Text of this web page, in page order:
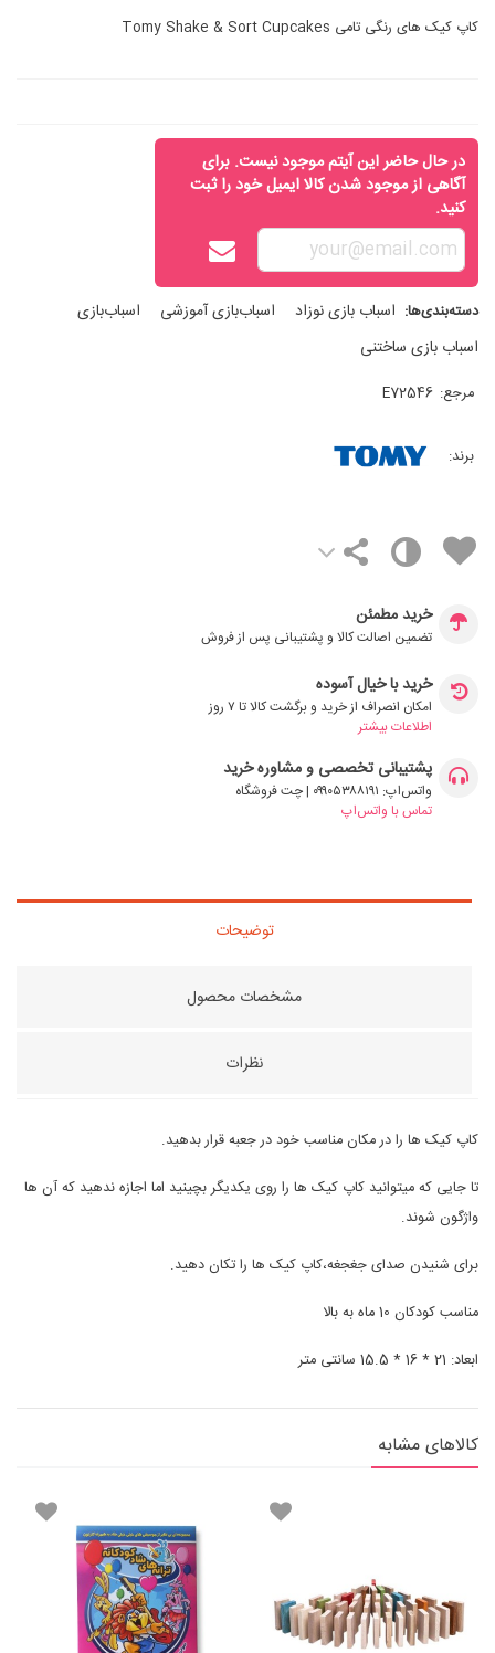
کاپ کیک های رنگی تامی Tomy Shake & Sort Cupcakes
در حال حاضر این آیتم موجود نیست. برای
آگاهی از موجود شدن کالا ایمیل خود را ثبت
کنید.
دسته‌بندی‌ها: اسباب‌ بازی نوزاد اسباب‌بازی آموزشی
اسباب‌بازی
اسباب‌ بازی ساختنی
مرجع: E72546
برند:
خرید مطمئن
تضمین اصالت کالا و پشتیبانی پس از فروش
خرید با خیال آسوده
امکان انصراف از خرید و برگشت کالا تا ۷ روز
اطلاعات بیشتر
پشتیبانی تخصصی و مشاوره خرید
واتس‌اپ: ۰۹۹۰۵۳۸۸۱۹۱ | چت فروشگاه
تماس با واتس‌اپ
توضیحات
مشخصات محصول
نظرات
کاپ کیک ها را در مکان مناسب خود در جعبه قرار بدهید.
تا جایی که میتوانید کاپ کیک ها را روی یکدیگر بچینید اما اجازه ندهید که آن ها
واژگون شوند.
برای شنیدن صدای جغجغه،کاپ کیک ها را تکان دهید.
مناسب کودکان 10 ماه به بالا
ابعاد: 21 * 16 * 15.5 سانتی متر
کالاهای مشابه